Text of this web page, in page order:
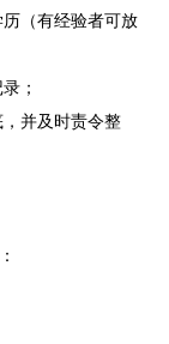
（有经验者可放
；
并及时责令整